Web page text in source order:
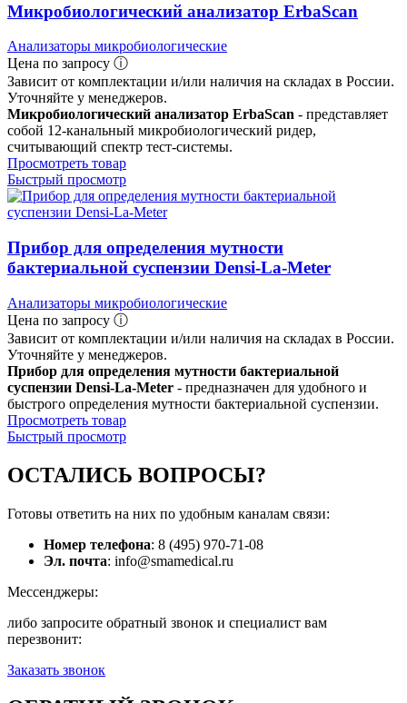
Микробиологический анализатор ErbaScan
Анализаторы микробиологические
Цена по запросу ⓘ
Зависит от комплектации и/или наличия на складах в России.
Уточняйте у менеджеров.
Микробиологический анализатор ErbaScan - представляет
собой 12-канальный микробиологический ридер,
считывающий спектр тест-системы.
Просмотреть товар
Быстрый просмотр
Прибор для определения мутности
бактериальной суспензии Densi-La-Meter
Анализаторы микробиологические
Цена по запросу ⓘ
Зависит от комплектации и/или наличия на складах в России.
Уточняйте у менеджеров.
Прибор для определения мутности бактериальной
суспензии Densi-La-Meter - предназначен для удобного и
быстрого определения мутности бактериальной суспензии.
Просмотреть товар
Быстрый просмотр
ОСТАЛИСЬ ВОПРОСЫ?
Готовы ответить на них по удобным каналам связи:
Номер телефона: 8 (495) 970-71-08
Эл. почта: info@smamedical.ru
Мессенджеры:
либо запросите обратный звонок и специалист вам
перезвонит:
Заказать звонок